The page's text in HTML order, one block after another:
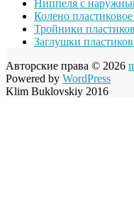
Ниппеля с
Колено пластиковое
Тройники
Заглушки
Авторские права © 2026
Powered by WordPress
Klim Buklovskiy 2016